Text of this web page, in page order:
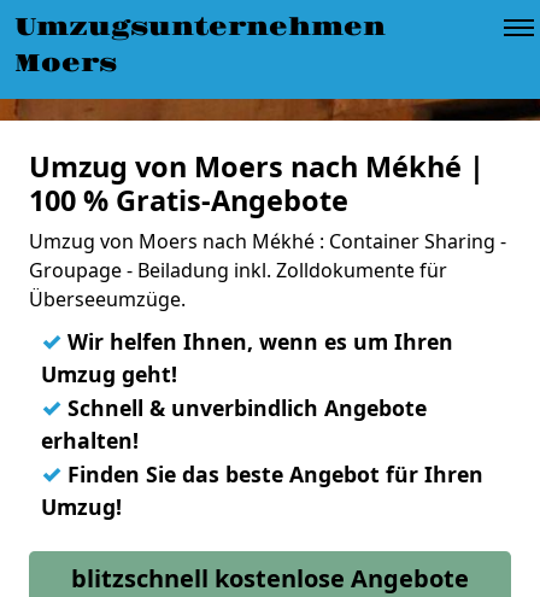
Umzugsunternehmen
Moers
Umzug von Moers nach Mékhé |
100 % Gratis-Angebote
Umzug von Moers nach Mékhé : Container Sharing -
Groupage - Beiladung inkl. Zolldokumente für
Überseeumzüge.
✓ Wir helfen Ihnen, wenn es um Ihren
Umzug geht!
✓ Schnell & unverbindlich Angebote
erhalten!
✓ Finden Sie das beste Angebot für Ihren
Umzug!
blitzschnell kostenlose Angebote